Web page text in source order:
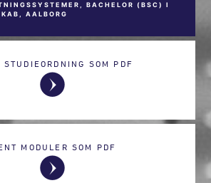
BACHELOR (BSC) I
AALBORG
STUDIEORDNING SOM PDF
MODULER SOM PDF